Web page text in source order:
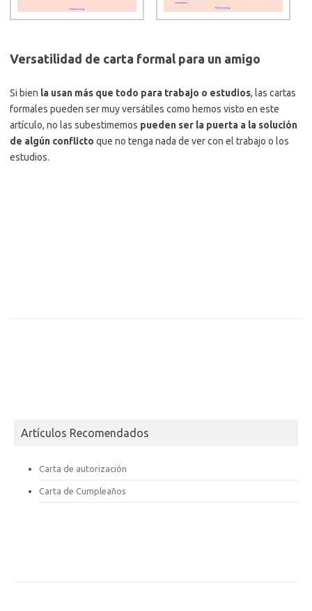
Versatilidad de carta formal para un amigo
Si bien la usan más que todo para trabajo o estudios, las cartas
formales pueden ser muy versátiles como hemos visto en este
artículo, no las subestimemos pueden ser la puerta a la solución
de algún conflicto que no tenga nada de ver con el trabajo o los
estudios.
Artículos Recomendados
Carta de autorización
Carta de Cumpleaños